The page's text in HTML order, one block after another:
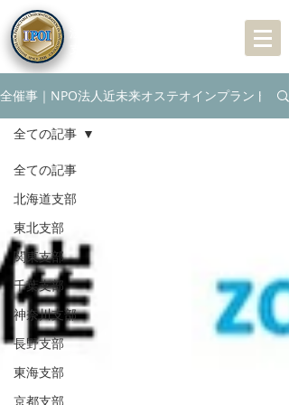
近未来オステオインプラント学会
全催事｜NPO法人近未来オステオインプラント学
全ての記事
北海道支部
東北支部
関東支部
千葉支部
神奈川支部
長野支部
東海支部
京都支部
全ての記事